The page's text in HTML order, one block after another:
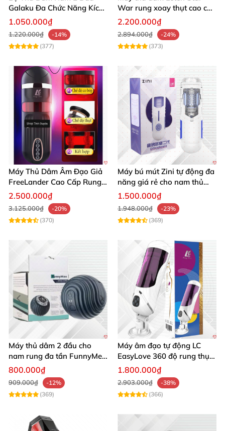
Galaku Đa Chức Năng Kích
Thích Sướng Mạnh
1.050.000₫
1.220.000₫
-14%
(377)
War rung xoay thụt cao cấp
giá tốt
2.200.000₫
2.894.000₫
-24%
(373)
Máy Thủ Dâm Âm Đạo Giả
FreeLander Cao Cấp Rung
Thụt Đa Chức Năng
2.500.000₫
3.125.000₫
-20%
(370)
Máy bú mút Zini tự động đa
năng giá rẻ cho nam thủ
dâm cao cấp
1.500.000₫
1.948.000₫
-23%
(369)
Máy thủ dâm 2 đầu cho
nam rung đa tần FunnyMee
Ngụy trang bóng Pokemon
800.000₫
909.000₫
-12%
(369)
Máy âm đạo tự động LC
EasyLove 360 độ rung thụt
đa chức năng sục mạnh
1.800.000₫
2.903.000₫
-38%
(366)